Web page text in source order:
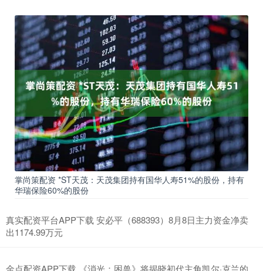
掌尚策配资 *ST天茂：天茂集团持有国华人寿51%的股份，持有
华瑞保险60%的股份
真实配资平台APP下载 安必平（688393）8月8日主力资金净卖
出1174.99万元
金点配资APP下载 《消光：困兽》将揭晓初代主角凯尔·克兰的